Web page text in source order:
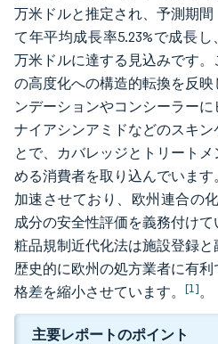
万米ドルと推定され、予測期間
て年平均成長率5.23%で成長し
万米ドルに達する見込みです
の高度化への構造的転換を反
ンデーションやコンシーラーに
ナイアシンアミドなどのスキ
とで、カバレッジとトリート
める消費者を取り込んでいま
加速させており、欧州連合の
成分の安全性評価を義務付け
粧品規制近代化法は施設登録と
歴史的に欧州の処方業者に有
格差を縮小させています。 [1]。
主要レポートのポイント